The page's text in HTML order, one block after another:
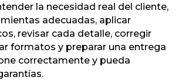
la necesidad real del cliente,
adecuadas, aplicar
revisar cada detalle, corregir
formatos y preparar una entrega
correctamente y pueda